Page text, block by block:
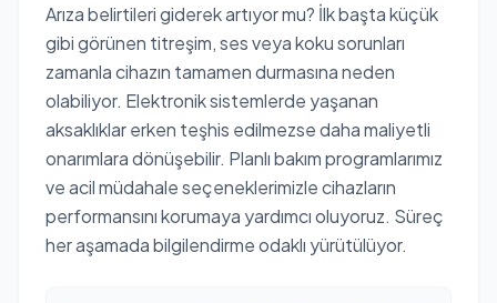
Arıza belirtileri giderek artıyor mu? İlk başta küçük
gibi görünen titreşim, ses veya koku sorunları
zamanla cihazın tamamen durmasına neden
olabiliyor. Elektronik sistemlerde yaşanan
aksaklıklar erken teşhis edilmezse daha maliyetli
onarımlara dönüşebilir. Planlı bakım programlarımız
ve acil müdahale seçeneklerimizle cihazların
performansını korumaya yardımcı oluyoruz. Süreç
her aşamada bilgilendirme odaklı yürütülüyor.